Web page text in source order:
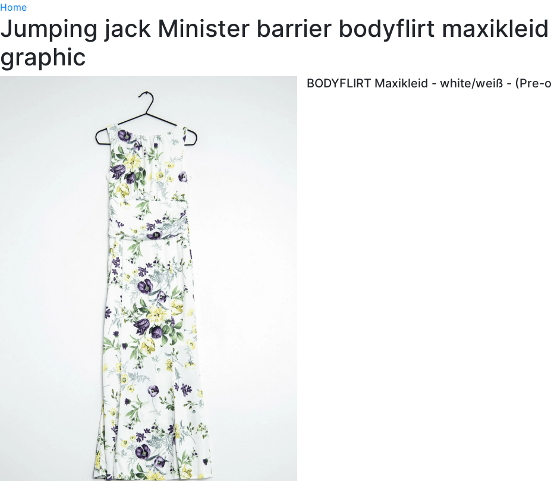
Home
Jumping jack Minister barrier bodyflirt
graphic
BODYFLIRT Maxikleid - white/weiß -